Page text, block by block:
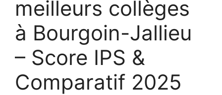
meilleurs collèges
à Bourgoin-Jallieu
– Score IPS &
Comparatif 2025